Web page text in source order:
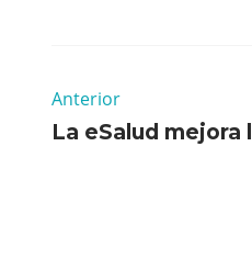
Anterior
La eSalud